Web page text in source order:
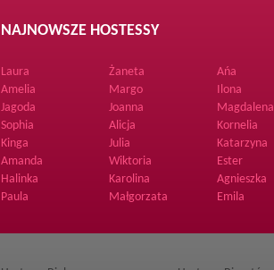
NAJNOWSZE HOSTESSY
Laura Żaneta Ańa
Amelia
Margo Ilona
Jagoda
Joanna Magdalena
Sophia
Alicja Kornelia
Kinga
Julia Katarzyna
Amanda
Wiktoria Ester
Halinka
Karolina Agnieszka
Paula
Małgorzata Emila